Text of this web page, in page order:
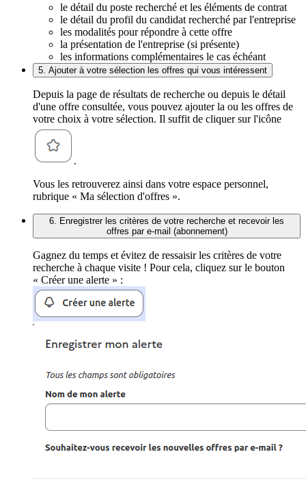
le détail du poste recherché et les éléments de contrat
le détail du profil du candidat recherché par l'entreprise
les modalités pour répondre à cette offre
la présentation de l'entreprise (si présente)
les informations complémentaires le cas échéant
5. Ajouter à votre sélection les offres qui vous intéressent
Depuis la page de résultats de recherche ou depuis le détail
d'une offre consultée, vous pouvez ajouter la ou les offres de
votre choix à votre sélection. Il suffit de cliquer sur l'icône
.
Vous les retrouverez ainsi dans votre espace personnel,
rubrique « Ma sélection d'offres ».
6. Enregistrer les critères de votre recherche et recevoir les
offres par e-mail (abonnement)
Gagnez du temps et évitez de ressaisir les critères de votre
recherche à chaque visite ! Pour cela, cliquez sur le bouton
« Créer une alerte » :